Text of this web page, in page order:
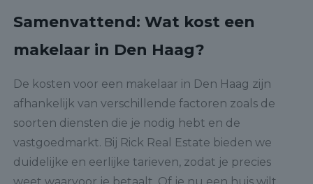
Samenvattend: Wat kost een
makelaar in Den Haag?
De kosten voor een makelaar in Den Haag zijn
afhankelijk van verschillende factoren zoals de
soorten diensten die je nodig hebt en de
vastgoedmarkt. Bij Rick Real Estate bieden we
duidelijke en eerlijke tarieven, zodat je precies